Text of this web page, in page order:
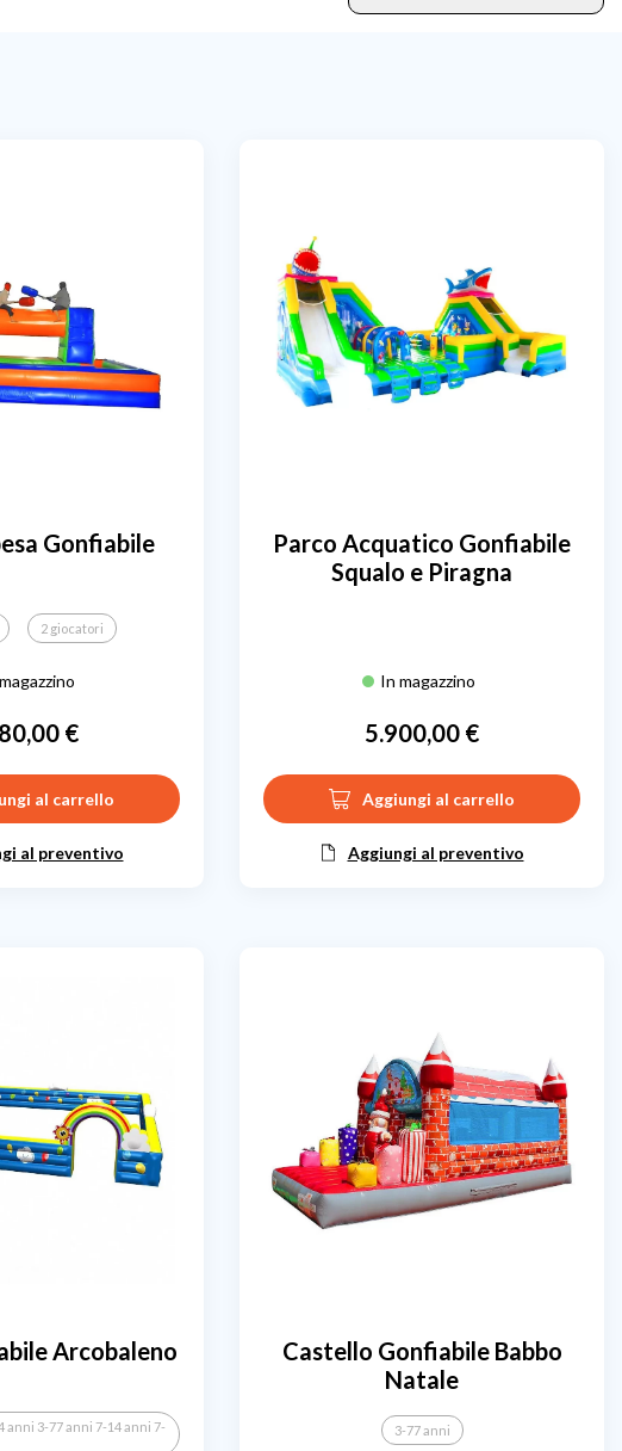
Gonfiabile
2 giocatori
Prezzo€
al carrello
al preventivo
Parco Acquatico Gonfiabile
Squalo e Piragna
In magazzino
Prezzo
5.900,00 €
Aggiungi al carrello
Aggiungi al preventivo
Arcobaleno
anni 3-77 anni 7-14 anni 7-
Castello Gonfiabile Babbo
Natale
3-77 anni